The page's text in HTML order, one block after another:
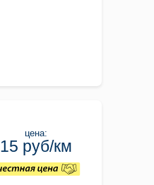
цена:
15 руб/км